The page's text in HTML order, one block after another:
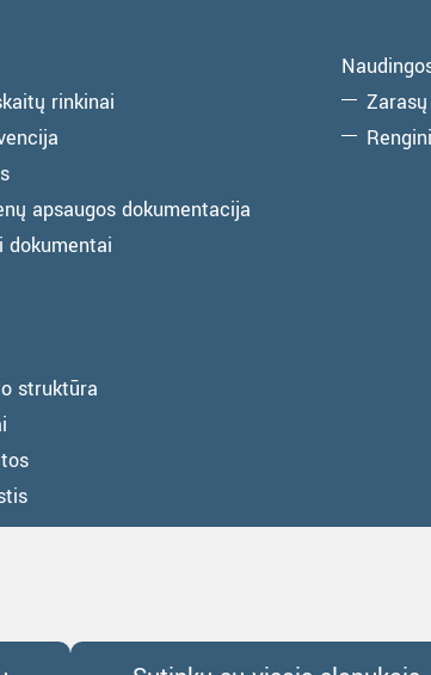
rinkinai
apsaugos dokumentacija
dokumentai
struktūra
centrui